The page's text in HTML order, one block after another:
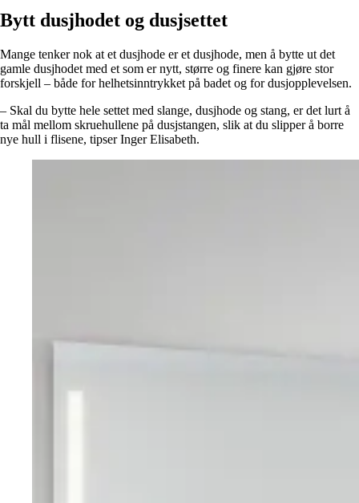
Bytt dusjhodet og dusjsettet
Mange tenker nok at et dusjhode er et dusjhode, men å bytte ut det
gamle dusjhodet med et som er nytt, større og finere kan gjøre stor
forskjell – både for helhetsinntrykket på badet og for dusjopplevelsen.
– Skal du bytte hele settet med slange, dusjhode og stang, er det lurt å
ta mål mellom skruehullene på dusjstangen, slik at du slipper å borre
nye hull i flisene, tipser Inger Elisabeth.